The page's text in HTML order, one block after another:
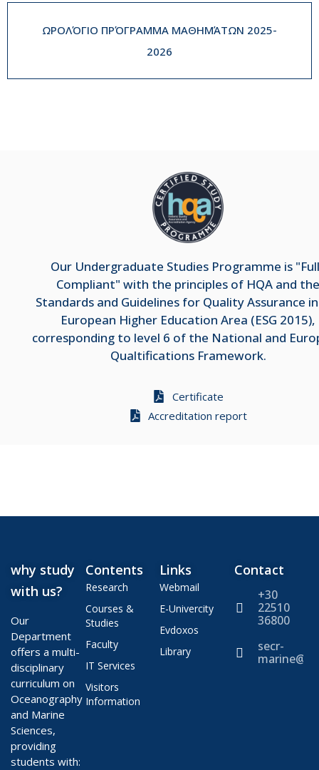
ΩΡΟΛΌΓΙΟ ΠΡΌΓΡΑΜΜΑ ΜΑΘΗΜΆΤΩΝ 2025-
2026
Our Undergraduate Studies Programme is
Compliant" with the principles of HQA and the
Standards and Guidelines for Quality Assurance
European Higher Education Area (ESG 2015),
corresponding to level 6 of the National and
Qualtifications Framework.
Certificate
Accreditation report
why study
with us?
Our
Department
offers a multi-
disciplinary
curriculum on
Oceanography
and Marine
Sciences,
providing
students with:
Contents
Research
Courses &
Studies
Faculty
IT Services
Visitors
Information
Links
Webmail
E-Univercity
Evdoxos
Library
Contact
+30
22510
36800
secr-